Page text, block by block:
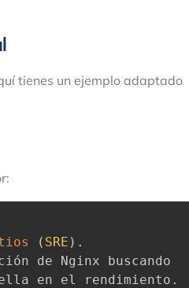
tienes un ejemplo adaptado
( SRE ) .
de Nginx buscando
en el rendimiento .